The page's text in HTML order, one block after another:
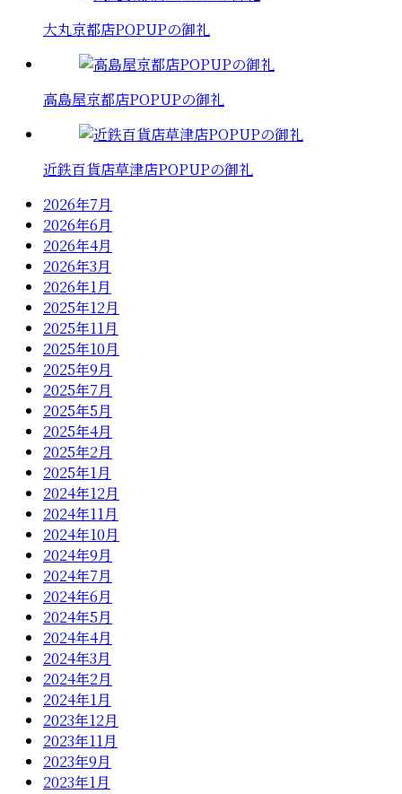
大丸京都店POPUPの御礼
高島屋京都店POPUPの御礼
近鉄百貨店草津店POPUPの御礼
2026年7月
2026年6月
2026年4月
2026年3月
2026年1月
2025年12月
2025年11月
2025年10月
2025年9月
2025年7月
2025年5月
2025年4月
2025年2月
2025年1月
2024年12月
2024年11月
2024年10月
2024年9月
2024年7月
2024年6月
2024年5月
2024年4月
2024年3月
2024年2月
2024年1月
2023年12月
2023年11月
2023年9月
2023年1月